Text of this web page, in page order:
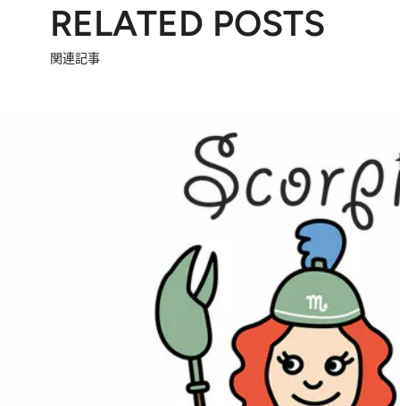
RELATED POSTS
関連記事